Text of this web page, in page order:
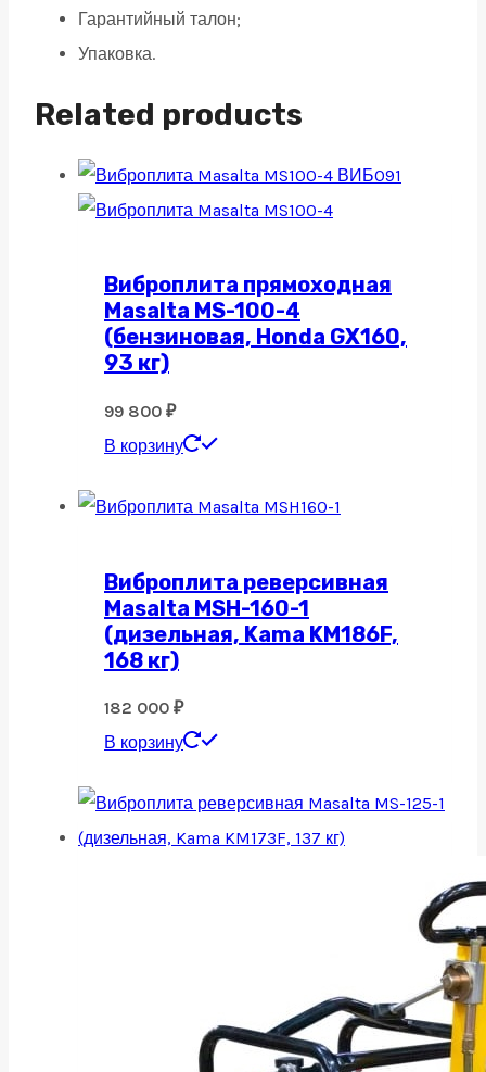
Гарантийный талон;
Упаковка.
Related products
Виброплита прямоходная
Masalta MS-100-4
(бензиновая, Honda GX160,
93 кг)
99 800 ₽
В корзину
Виброплита реверсивная
Masalta MSH-160-1
(дизельная, Kama KM186F,
168 кг)
182 000 ₽
В корзину